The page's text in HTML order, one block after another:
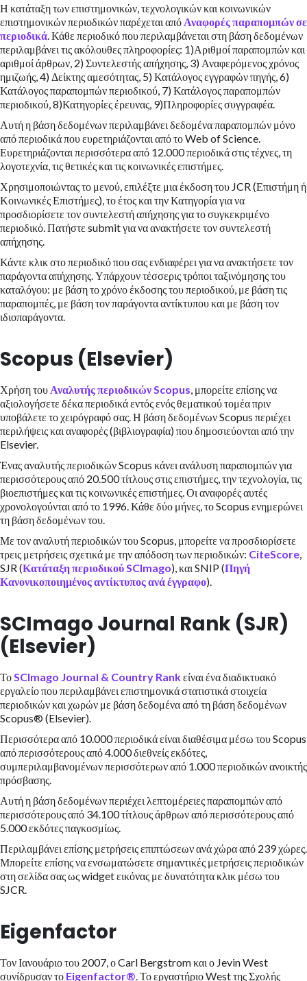
Η κατάταξη των επιστημονικών, τεχνολογικών και κοινωνικών
επιστημονικών περιοδικών παρέχεται από Αναφορές παραπομπών σε
περιοδικά . Κάθε περιοδικό που περιλαμβάνεται στη βάση δεδομένων
περιλαμβάνει τις ακόλουθες πληροφορίες: 1)Αριθμοί παραπομπών και
αριθμοί άρθρων, 2) Συντελεστής απήχησης, 3) Αναφερόμενος χρόνος
ημιζωής, 4) Δείκτης αμεσότητας, 5) Κατάλογος εγγραφών πηγής, 6)
Κατάλογος παραπομπών περιοδικού, 7) Κατάλογος παραπομπών
περιοδικού, 8)Κατηγορίες έρευνας, 9)Πληροφορίες συγγραφέα.
Αυτή η βάση δεδομένων περιλαμβάνει δεδομένα παραπομπών μόνο
από περιοδικά που ευρετηριάζονται από το Web of Science.
Ευρετηριάζονται περισσότερα από 12.000 περιοδικά στις τέχνες, τη
λογοτεχνία, τις θετικές και τις κοινωνικές επιστήμες.
Χρησιμοποιώντας το μενού, επιλέξτε μια έκδοση του JCR (Επιστήμη ή
Κοινωνικές Επιστήμες), το έτος και την Κατηγορία για να
προσδιορίσετε τον συντελεστή απήχησης για το συγκεκριμένο
περιοδικό. Πατήστε submit για να ανακτήσετε τον συντελεστή
απήχησης.
Κάντε κλικ στο περιοδικό που σας ενδιαφέρει για να ανακτήσετε τον
παράγοντα απήχησης. Υπάρχουν τέσσερις τρόποι ταξινόμησης του
καταλόγου: με βάση το χρόνο έκδοσης του περιοδικού, με βάση τις
παραπομπές, με βάση τον παράγοντα αντίκτυπου και με βάση τον
ιδιοπαράγοντα.
Scopus (Elsevier)
Χρήση του Αναλυτής περιοδικών Scopus , μπορείτε επίσης να
αξιολογήσετε δέκα περιοδικά εντός ενός θεματικού τομέα πριν
υποβάλετε το χειρόγραφό σας. Η βάση δεδομένων Scopus περιέχει
περιλήψεις και αναφορές (βιβλιογραφία) που δημοσιεύονται από την
Elsevier.
Ένας αναλυτής περιοδικών Scopus κάνει ανάλυση παραπομπών για
περισσότερους από 20.500 τίτλους στις επιστήμες, την τεχνολογία, τις
βιοεπιστήμες και τις κοινωνικές επιστήμες. Οι αναφορές αυτές
χρονολογούνται από το 1996. Κάθε δύο μήνες, το Scopus ενημερώνει
τη βάση δεδομένων του.
Με τον αναλυτή περιοδικών του Scopus, μπορείτε να προσδιορίσετε
τρεις μετρήσεις σχετικά με την απόδοση των περιοδικών: CiteScore
SJR (Κατάταξη περιοδικού SCImago), και SNIP (Πηγή
Κανονικοποιημένος αντίκτυπος ανά έγγραφο).
SCImago Journal Rank (SJR)
(Elsevier)
Το SCImago Journal & Country Rankείναι ένα διαδικτυακό
εργαλείο που περιλαμβάνει επιστημονικά στατιστικά στοιχεία
περιοδικών και χωρών με βάση δεδομένα από τη βάση δεδομένων
Scopus® (Elsevier).
Περισσότερα από 10.000 περιοδικά είναι διαθέσιμα μέσω του Scopus
από περισσότερους από 4.000 διεθνείς εκδότες,
συμπεριλαμβανομένων περισσότερων από 1.000 περιοδικών ανοικτής
πρόσβασης.
Αυτή η βάση δεδομένων περιέχει λεπτομέρειες παραπομπών από
περισσότερους από 34.100 τίτλους άρθρων από περισσότερους από
5.000 εκδότες παγκοσμίως.
Περιλαμβάνει επίσης μετρήσεις επιπτώσεων ανά χώρα από 239 χώρες.
Μπορείτε επίσης να ενσωματώσετε σημαντικές μετρήσεις περιοδικών
στη σελίδα σας ως widget εικόνας με δυνατότητα κλικ μέσω του
SJCR.
Eigenfactor
Τον Ιανουάριο του 2007, ο Carl Bergstrom και ο Jevin West
συνίδρυσαν το Eigenfactor® . Το εργαστήριο West της Σχολής